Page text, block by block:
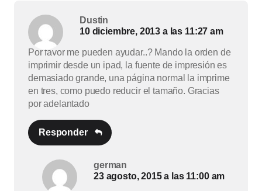
Dustin
10 diciembre, 2013 a las 11:27 am
Por favor me pueden ayudar..? Mando la orden de
imprimir desde un ipad, la fuente de impresión es
demasiado grande, una página normal la imprime
en tres, como puedo reducir el tamaño. Gracias
por adelantado
Responder
german
23 agosto, 2015 a las 11:00 am